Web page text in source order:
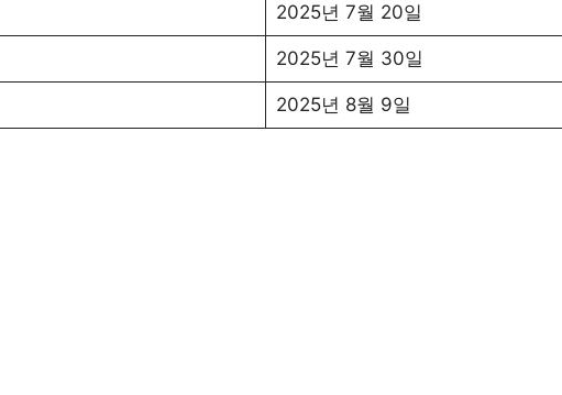
2025년 7월 20일
2025년 7월 30일
2025년 8월 9일